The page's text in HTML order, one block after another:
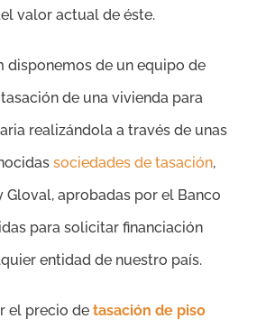
valor actual de éste.
disponemos de un equipo de
de una vivienda para
realizándola a través de unas
sociedades de tasación,
Gloval, aprobadas por el Banco
para solicitar financiación
entidad de nuestro país.
el precio de tasación de piso